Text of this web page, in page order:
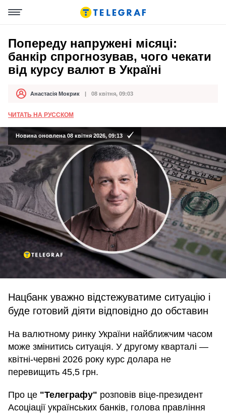
Попереду напружені місяці:
банкір спрогнозував, чого чекати
від курсу валют в Україні
АвторАнастасія Мокрик
Дата публікації 08 квітня, 09:03
ЧИТАТЬ НА РУССКОМ
Новина оновлена 08 квітня 2026, 09:13
Нацбанк уважно відстежуватиме ситуацію і
буде готовий діяти відповідно до обставин
На валютному ринку України найближчим часом
може змінитись ситуація. У другому кварталі —
квітні-червні 2026 року курс долара не
перевищить 45,5 грн.
Про це "Телеграфу" розповів віце-президент
Асоціації українських банків, голова правління